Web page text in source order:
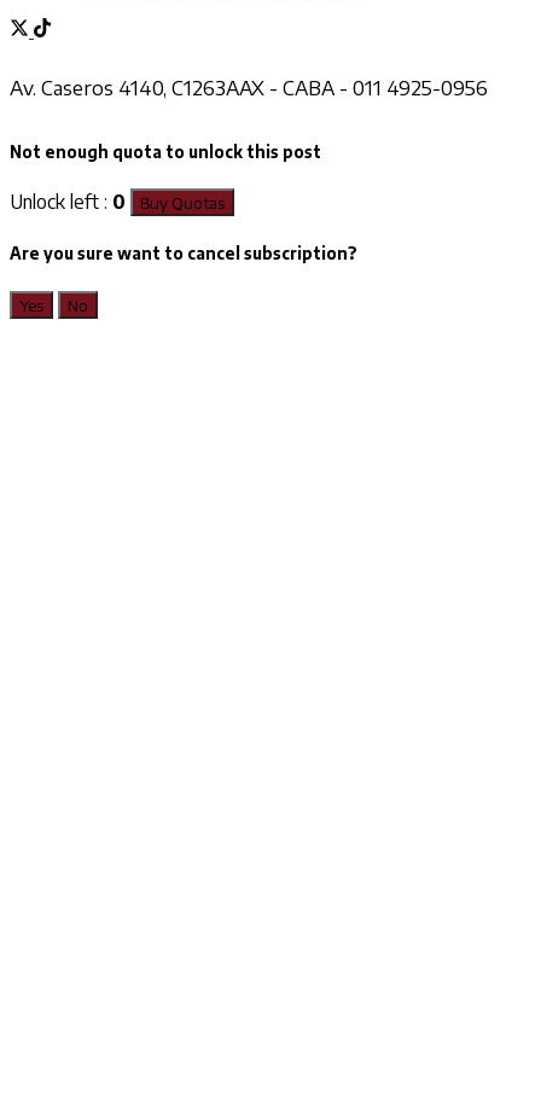
Av. Caseros 4140, C1263AAX - CABA - 011 4925-0956
Not enough quota to unlock this post
Unlock left : 0 Buy Quotas
Are you sure want to cancel subscription?
Yes No